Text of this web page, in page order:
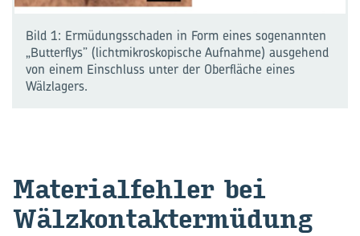
Bild 1: Ermüdungsschaden in Form eines sogenannten
„Butterflys” (lichtmikroskopische Aufnahme) ausgehend
von einem Einschluss unter der Oberfläche eines
Wälzlagers.
Ma­te­ri­al­feh­ler bei
Wälz­kontaktermüdung